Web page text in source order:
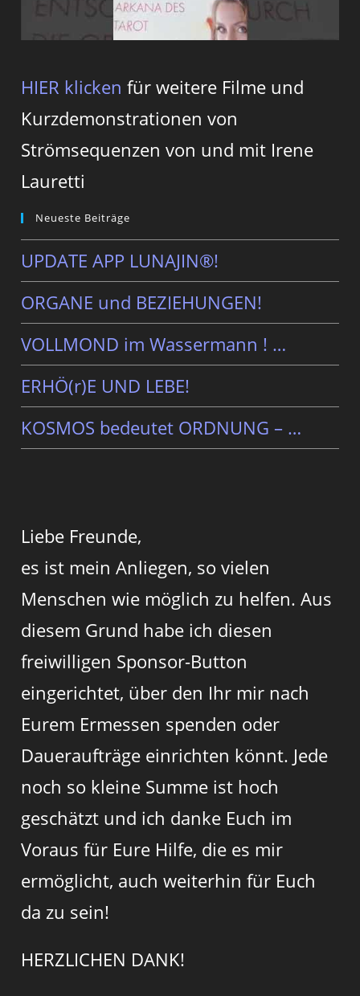
HIER klicken für weitere Filme und
Kurzdemonstrationen von
Strömsequenzen von und mit Irene
Lauretti
Neueste Beiträge
UPDATE APP LUNAJIN®!
ORGANE und BEZIEHUNGEN!
VOLLMOND im Wassermann ! …
ERHÖ(r)E UND LEBE!
KOSMOS bedeutet ORDNUNG – …
Liebe Freunde,
es ist mein Anliegen, so vielen
Menschen wie möglich zu helfen. Aus
diesem Grund habe ich diesen
freiwilligen Sponsor-Button
eingerichtet, über den Ihr mir nach
Eurem Ermessen spenden oder
Daueraufträge einrichten könnt. Jede
noch so kleine Summe ist hoch
geschätzt und ich danke Euch im
Voraus für Eure Hilfe, die es mir
ermöglicht, auch weiterhin für Euch
da zu sein!
HERZLICHEN DANK!